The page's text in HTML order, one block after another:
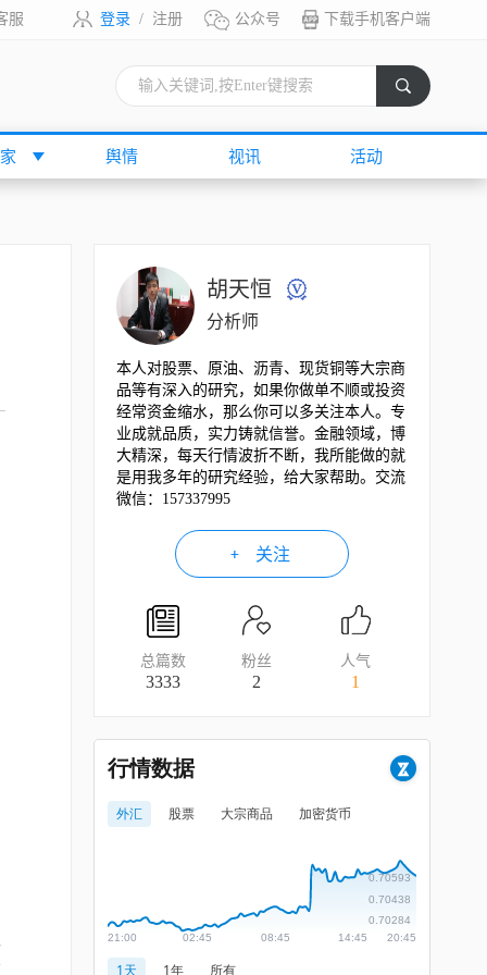
登录 / 注册 公众号 下载手机客户端
服
舆情 视讯 活动
胡天恒
分析师
本人对股票、原油、沥青、现货铜等大宗商
品等有深入的研究，如果你做单不顺或投资
经常资金缩水，那么你可以多关注本人。专
业成就品质，实力铸就信誉。金融领域，博
大精深，每天行情波折不断，我所能做的就
是用我多年的研究经验，给大家帮助。交流
微信：157337995
关注
总篇数
3333
粉丝
2
人气
1